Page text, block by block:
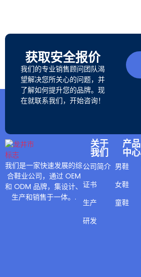
获取安全报价
我们的专业销售顾问团队渴
望解决您所关心的问题，并
了解如何提升您的品牌。现
在就联系我们，开始咨询！
我们是一家快速发展的综
合鞋业公司，通过 OEM
和 ODM 品牌，集设计、
生产和销售于一体。.
关于
我们
公司简介
证书
生产
研发
产品
中心
男鞋
女鞋
童鞋